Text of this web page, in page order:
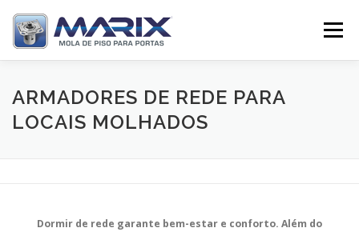
para
Menu
SOBRE PRODUTOS TV MARIX
ARMADORES DE REDE PARA
LOCAIS MOLHADOS
Dormir de rede garante bem-estar e conforto. Além do